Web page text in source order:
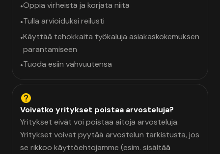
•Oppia virheistä ja korjata niitä
•Tulla arvioiduksi reilusti
•Käyttää tehokkaita työkaluja asiakaskokemuksen
parantamiseen
•Tuoda esiin vahvuutensa
Voivatko yritykset poistaa arvosteluja?
Yritykset eivät voi poistaa aitoja arvosteluja.
Yritykset voivat pyytää arvostelun tarkistusta, jos
se rikkoo käyttöehtojamme (esim. sisältää